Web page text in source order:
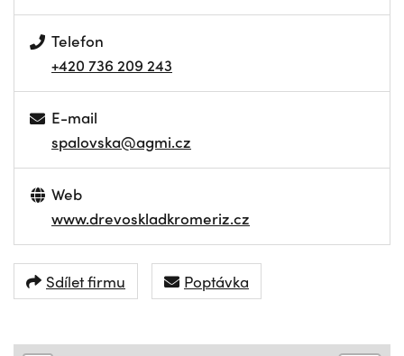
Telefon
+420 736 209 243
E-mail
spalovska@agmi.cz
Web
www.drevoskladkromeriz.cz
Sdílet firmu Poptávka